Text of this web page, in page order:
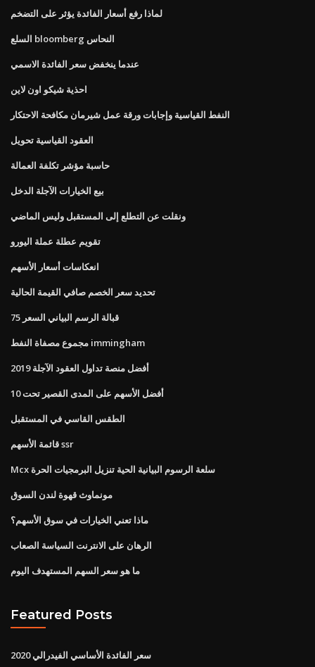
لماذا رفع أسعار الفائدة يؤثر على التضخم
السلع bloomberg النحاس
عندما ينخفض ​​سعر الفائدة الاسمي
احذية شيكو اون لاين
النفط القياسية وإجابات ورقة عمل شيرمان مكافحة الاحتكار
العقود القياسية تحويل
حاسبة مؤشر تكلفة العمالة
بيع الخيارات الآجلة الدخل
ونقلت عن التطلع إلى المستقبل وليس الماضي
تقويم عطلة عملة اليورو
انعكاسات أسعار الأسهم
تحديد سعر الخصم صافي القيمة الحالية
75 قبالة الرسم البياني السعر
مجموع مصفاة النفط immingham
أفضل منصة تداول العقود الآجلة 2019
أفضل الأسهم على المدى القصير تحت 10
الطقس القاسي في المستقبل
قائمة الأسهم ssr
Mcx سلعة الرسوم البيانية الحية تنزيل البرمجيات الحرة
مونماوث قهوة لندن السوق
ماذا تعني الخيارات في سوق الأسهم؟
الرهان على الانترنت السياسة الصعاب
ما هو سعر السهم المستهدف اليوم
Featured Posts
سعر الفائدة الأساسي الفيدرالي 2020